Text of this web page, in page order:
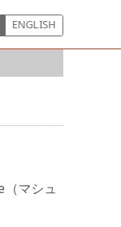
ENGLISH
マシュ